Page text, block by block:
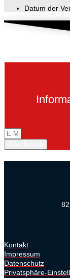
Datum der
Kontakt
Impressum
Datenschutz
Privatsphäre-